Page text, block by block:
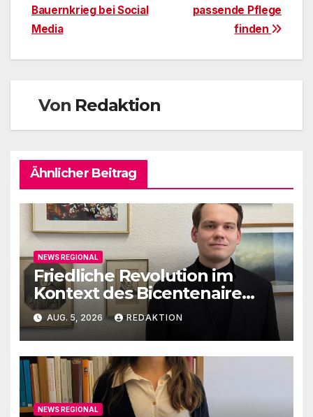
passende Pflege
finden
Bauernkrieg bei Social
Media
Von Redaktion
Ähnlicher Beitrag
NEWS REGIONAL
Friedliche Revolution im
Kontext des Bicentenaire
1789-1989
AUG. 5, 2026 REDAKTION
NEWS REGIONAL